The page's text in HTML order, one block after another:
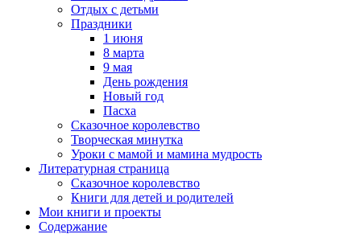
Отдых с детьми
Праздники
1 июня
8 марта
9 мая
День рождения
Новый год
Пасха
Сказочное королевство
Творческая минутка
Уроки с мамой и мамина мудрость
Литературная страница
Сказочное королевство
Книги для детей и родителей
Мои книги и проекты
Содержание